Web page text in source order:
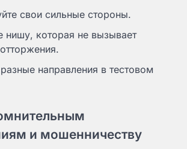
свои сильные стороны.
нишу, которая не вызывает
направления в тестовом
и мошенничеству